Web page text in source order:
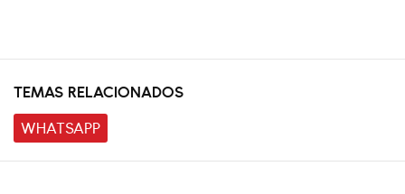
TEMAS RELACIONADOS
WHATSAPP